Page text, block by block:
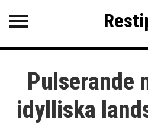
Restips
KATEGORIER
SENASTE INLÄGG
Kanarieöarna på höstlovet
Upplev Dubrovnik
Pulserande
idylliska